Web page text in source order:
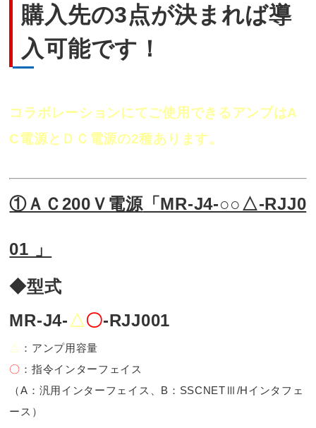
購入先の3点が決まれば導
入可能です！
コラボレーションにてご使用できるアンプはA
C電源とＤＣ電源の2種あります。
①ＡＣ200Ｖ電源 「MR-J4-○○△-RJJ0
01 」
◆型式
MR-J4-△〇-RJJ001
△ ：アンプ用容量
〇 ：指令インターフェイス
（A：汎用インターフェイス、B：SSCNETⅢ/Hインタフェ
ース）